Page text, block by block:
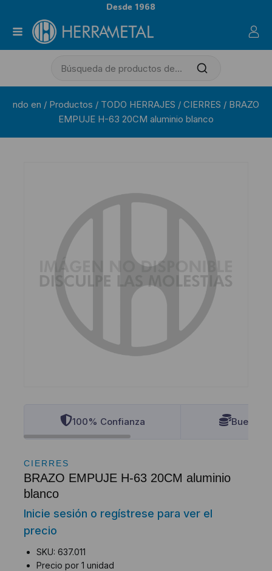
Desde 1968
ndo en / Productos / TODO HERRAJES / CIERRES / BRAZO
EMPUJE H-63 20CM aluminio blanco
100% Confianza Buenos
CIERRES
BRAZO EMPUJE H-63 20CM aluminio
blanco
Inicie sesión o regístrese para ver el
precio
SKU: 637.011
Precio por 1 unidad